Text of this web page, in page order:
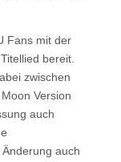
Fans mit der
bereit.
zwischen
Version
auch
auch